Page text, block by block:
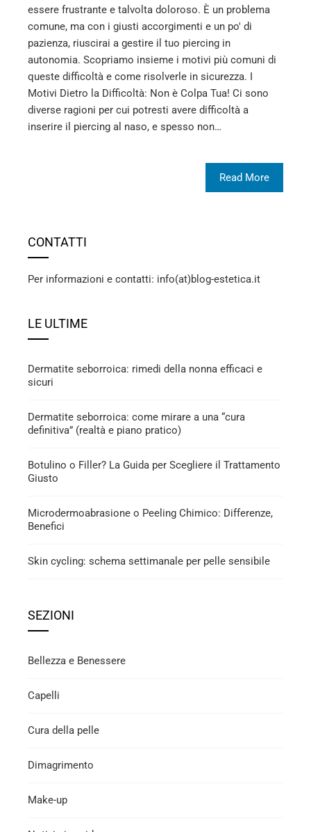
essere frustrante e talvolta doloroso. È un problema
comune, ma con i giusti accorgimenti e un po' di
pazienza, riuscirai a gestire il tuo piercing in
autonomia. Scopriamo insieme i motivi più comuni di
queste difficoltà e come risolverle in sicurezza. I
Motivi Dietro la Difficoltà: Non è Colpa Tua! Ci sono
diverse ragioni per cui potresti avere difficoltà a
inserire il piercing al naso, e spesso non…
Read More
CONTATTI
Per informazioni e contatti: info(at)blog-estetica.it
LE ULTIME
Dermatite seborroica: rimedi della nonna efficaci e
sicuri
Dermatite seborroica: come mirare a una “cura
definitiva” (realtà e piano pratico)
Botulino o Filler? La Guida per Scegliere il Trattamento
Giusto
Microdermoabrasione o Peeling Chimico: Differenze,
Benefici
Skin cycling: schema settimanale per pelle sensibile
SEZIONI
Bellezza e Benessere
Capelli
Cura della pelle
Dimagrimento
Make-up